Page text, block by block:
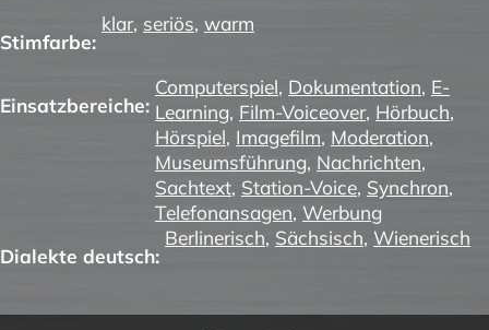
Stimfarbe:
klar, seriös, warm
Einsatzbereiche:
Computerspiel, Dokumentation, E-
Learning, Film-Voiceover, Hörbuch,
Hörspiel, Imagefilm, Moderation,
Museumsführung, Nachrichten,
Sachtext, Station-Voice, Synchron,
Telefonansagen, Werbung
Dialekte deutsch:
Berlinerisch, Sächsisch, Wienerisch